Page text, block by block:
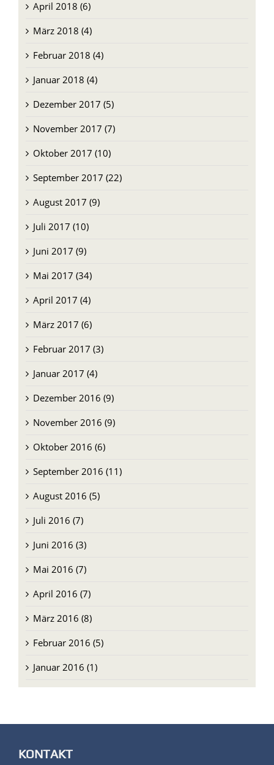
April 2018 (6)
März 2018 (4)
Februar 2018 (4)
Januar 2018 (4)
Dezember 2017 (5)
November 2017 (7)
Oktober 2017 (10)
September 2017 (22)
August 2017 (9)
Juli 2017 (10)
Juni 2017 (9)
Mai 2017 (34)
April 2017 (4)
März 2017 (6)
Februar 2017 (3)
Januar 2017 (4)
Dezember 2016 (9)
November 2016 (9)
Oktober 2016 (6)
September 2016 (11)
August 2016 (5)
Juli 2016 (7)
Juni 2016 (3)
Mai 2016 (7)
April 2016 (7)
März 2016 (8)
Februar 2016 (5)
Januar 2016 (1)
KONTAKT